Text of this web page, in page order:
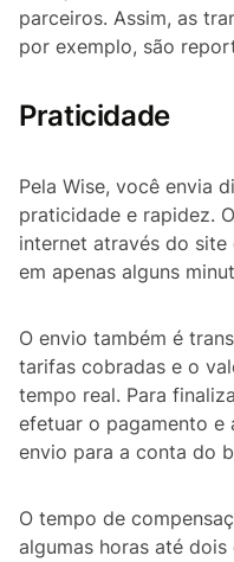
parceiros. Assim, as
por exemplo, são
Praticidade
Pela Wise, você envia
praticidade e rapidez.
internet através do
em apenas alguns
O envio também é
tarifas cobradas e o
tempo real. Para
efetuar o pagamento e
envio para a conta do
O tempo de
algumas horas até